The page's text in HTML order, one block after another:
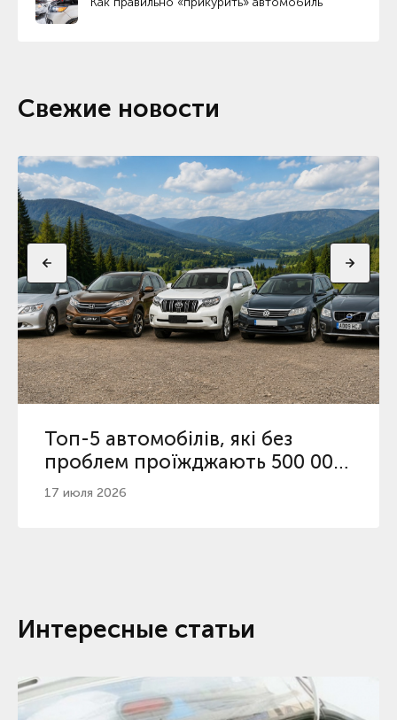
Свежие новости
Топ-5 автомобілів, які без
проблем проїжджають 500 000
км в Україні
17 июля 2026
Интересные статьи